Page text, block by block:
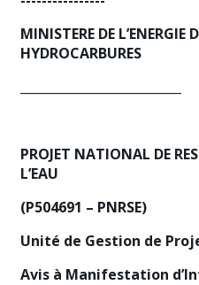
MINISTERE DE L’ENERGIE
HYDROCARBURES
PROJET NATIONAL DE
L’EAU
(P504691 – PNRSE)
Unité de Gestion de
Avis à Manifestation